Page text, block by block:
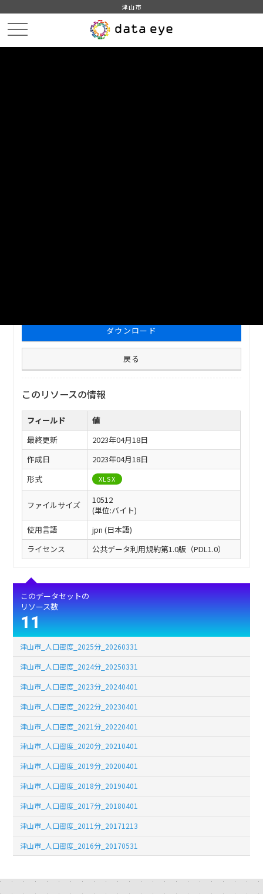
津山市
ダウンロード
戻る
このリソースの情報
フィールド
値
最終更新
2023年04月18日
作成日
2023年04月18日
形式
XLSX
ファイルサイズ
10512
(単位:バイト)
使用言語
jpn (日本語)
ライセンス
公共データ利用規約第1.0版（PDL1.0）
このデータセットの
リソース数
11
津山市_人口密度_2025分_20260331
津山市_人口密度_2024分_20250331
津山市_人口密度_2023分_20240401
津山市_人口密度_2022分_20230401
津山市_人口密度_2021分_20220401
津山市_人口密度_2020分_20210401
津山市_人口密度_2019分_20200401
津山市_人口密度_2018分_20190401
津山市_人口密度_2017分_20180401
津山市_人口密度_2011分_20171213
津山市_人口密度_2016分_20170531